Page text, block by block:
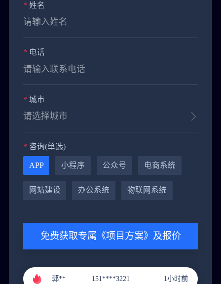
* 姓名
* 电话
* 城市
* 咨询(单选)
APP 小程序 公众号 电商系统
网站建设 办公系统 物联网系统
免费获取专属《项目方案》及报价
黄** 151****9288 4小时前
李** 131****9211 2小时前